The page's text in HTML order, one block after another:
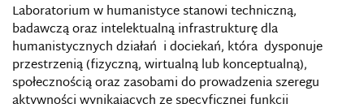
Laboratorium w humanistyce stanowi techniczną,
badawczą oraz intelektualną infrastrukturę dla
humanistycznych działań i dociekań, która dysponuje
przestrzenią (fizyczną, wirtualną lub konceptualną),
społecznością oraz zasobami do prowadzenia szeregu